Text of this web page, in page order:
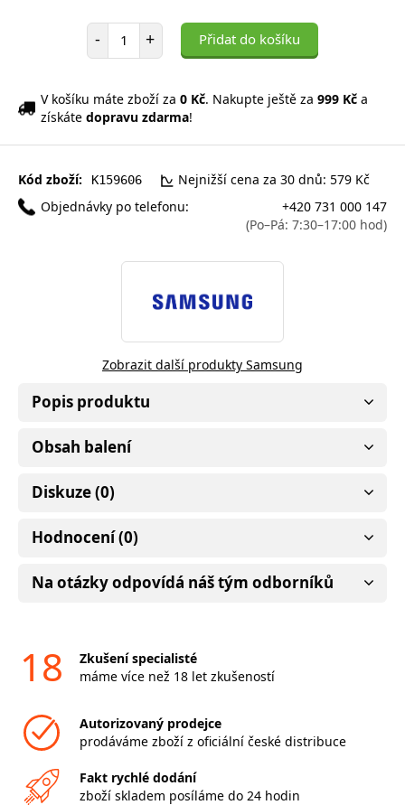
- Počet položek
+ Přidat do košíku
V košíku máte zboží za 0 Kč. Nakupte ještě za 999 Kč a
získáte dopravu zdarma!
Kód zboží: K159606
Nejnižší cena za 30 dnů: 579 Kč
Objednávky po telefonu:
+420 731 000 147
(Po–Pá: 7:30–17:00 hod)
Zobrazit další produkty Samsung
Popis produktu
Obsah balení
Diskuze (0)
Hodnocení (0)
Na otázky odpovídá náš tým odborníků
18
Zkušení specialisté
máme více než 18 let zkušeností
Autorizovaný prodejce
prodáváme zboží z oficiální české distribuce
Fakt rychlé dodání
zboží skladem posíláme do 24 hodin